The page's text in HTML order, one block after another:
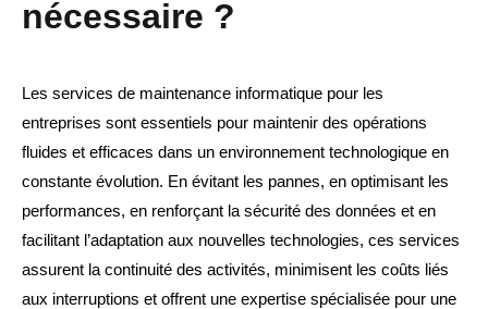
nécessaire ?
Les services de maintenance informatique pour les
entreprises sont essentiels pour maintenir des opérations
fluides et efficaces dans un environnement technologique en
constante évolution. En évitant les pannes, en optimisant les
performances, en renforçant la sécurité des données et en
facilitant l’adaptation aux nouvelles technologies, ces services
assurent la continuité des activités, minimisent les coûts liés
aux interruptions et offrent une expertise spécialisée pour une